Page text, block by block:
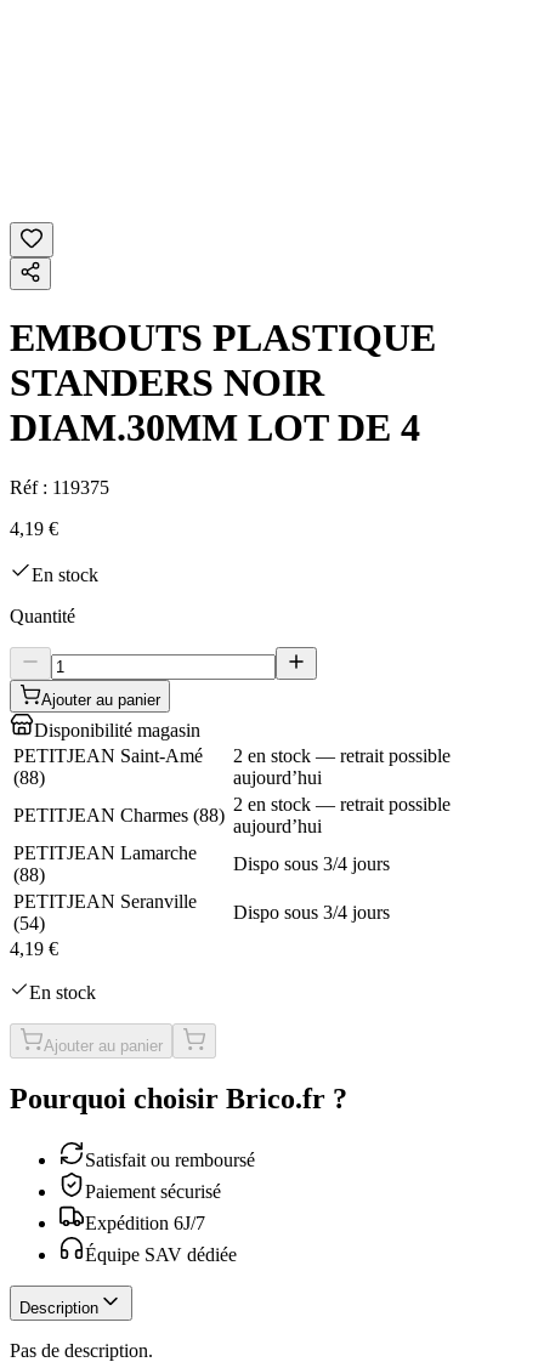
EMBOUTS PLASTIQUE
STANDERS NOIR
DIAM.30MM LOT DE 4
Réf : 119375
4,19 €
En stock
Quantité
Ajouter au panier
Disponibilité magasin
PETITJEAN Saint-Amé
(88)
2 en stock — retrait possible
aujourd’hui
PETITJEAN Charmes (88)
2 en stock — retrait possible
aujourd’hui
PETITJEAN Lamarche
(88)
Dispo sous 3/4 jours
PETITJEAN Seranville
(54)
Dispo sous 3/4 jours
4,19 €
En stock
Ajouter au panier
Pourquoi choisir Brico.fr ?
Satisfait ou remboursé
Paiement sécurisé
Expédition 6J/7
Équipe SAV dédiée
Description
Pas de description.